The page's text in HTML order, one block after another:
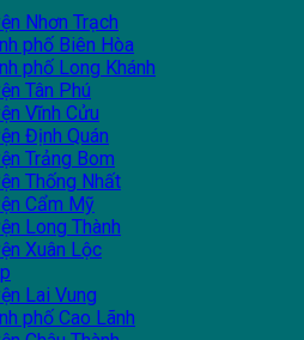
Nhơn Trạch
phố Biên Hòa
phố Long Khánh
Tân Phú
Vĩnh Cửu
Định Quán
Trảng Bom
Thống Nhất
Cẩm Mỹ
Long Thành
Xuân Lộc
Lai Vung
phố Cao Lãnh